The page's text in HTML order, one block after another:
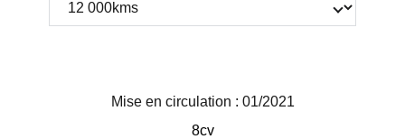
Mise en circulation : 01/2021
8cv